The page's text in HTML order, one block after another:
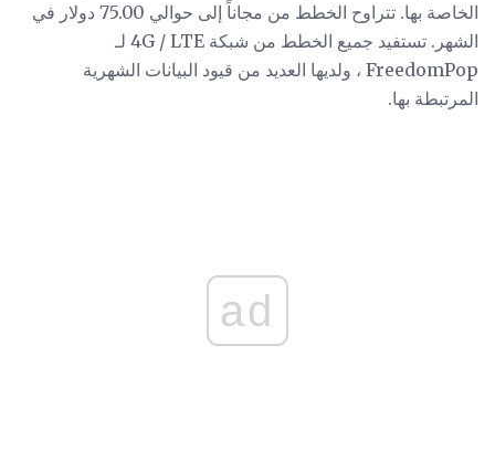
الخاصة بها. تتراوح الخطط من مجاناً إلى حوالي 75.00 دولار في
الشهر. تستفيد جميع الخطط من شبكة 4G / LTE لـ
FreedomPop ، ولديها العديد من قيود البيانات الشهرية
المرتبطة بها.
ad